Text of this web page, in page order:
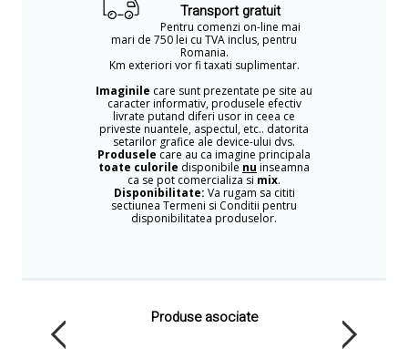
Transport gratuit
Pentru comenzi on-line mai
mari de 750 lei cu TVA inclus, pentru
Romania.
Km exteriori vor fi taxati suplimentar.
Imaginile care sunt prezentate pe site au
caracter informativ, produsele efectiv
livrate putand diferi usor in ceea ce
priveste nuantele, aspectul, etc.. datorita
setarilor grafice ale device-ului dvs.
Produsele care au ca imagine principala
toate culorile disponibile nu inseamna
ca se pot comercializa si mix.
Disponibilitate: Va rugam sa cititi
sectiunea Termeni si Conditii pentru
disponibilitatea produselor.
Produse asociate